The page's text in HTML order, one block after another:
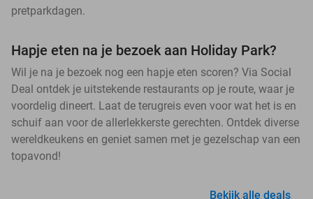
pretparkdagen.
Hapje eten na je bezoek aan Holiday Park?
Wil je na je bezoek nog een hapje eten scoren? Via Social
Deal ontdek je uitstekende restaurants op je route, waar je
voordelig dineert. Laat de terugreis even voor wat het is en
schuif aan voor de allerlekkerste gerechten. Ontdek diverse
wereldkeukens en geniet samen met je gezelschap van een
topavond!
Bekijk alle deals